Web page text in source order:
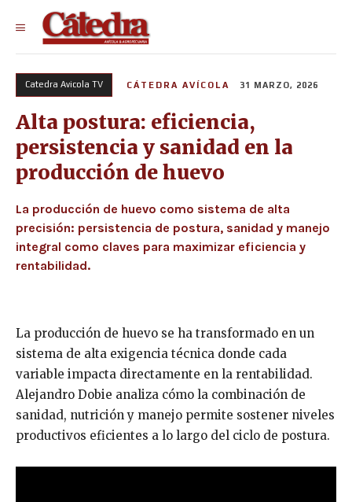
Catedra Avicola TV CÁTEDRA AVÍCOLA 31 MARZO, 2026
Alta postura: eficiencia,
persistencia y sanidad en la
producción de huevo
La producción de huevo como sistema de alta
precisión: persistencia de postura, sanidad y manejo
integral como claves para maximizar eficiencia y
rentabilidad.
La producción de huevo se ha transformado en un
sistema de alta exigencia técnica donde cada
variable impacta directamente en la rentabilidad.
Alejandro Dobie analiza cómo la combinación de
sanidad, nutrición y manejo permite sostener niveles
productivos eficientes a lo largo del ciclo de postura.